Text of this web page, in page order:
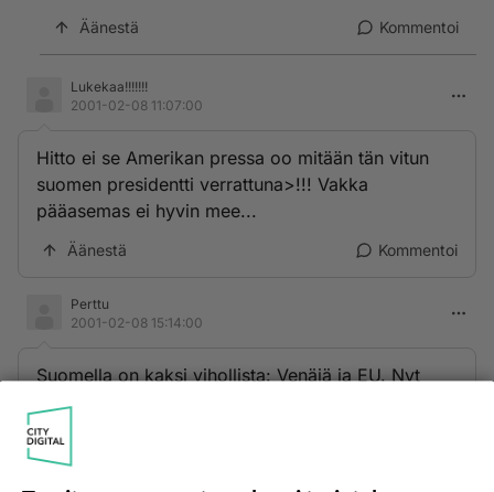
Äänestä Kommentoi
Lukekaa!!!!!!!
2001-02-08 11:07:00
Hitto ei se Amerikan pressa oo mitään tän vitun
suomen presidentti verrattuna>!!! Vakka
pääasemas ei hyvin mee...
Äänestä Kommentoi
Perttu
2001-02-08 15:14:00
Suomella on kaksi vihollista: Venäjä ja EU. Nyt
toinen nukkuu. Toivottavasti saadaan hereillä
oleva aisoihin, ennen kuin toinenkin herää.
Jenkit ovat pelkkiä pellejä.